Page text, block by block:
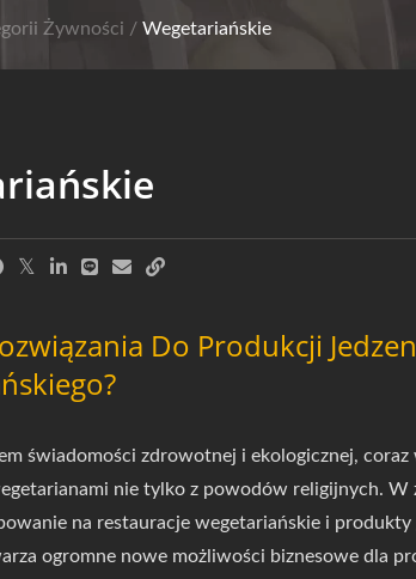
Żywności / Wegetariańskie
Do Produkcji
świadomości zdrowotnej i ekologicznej, coraz
nie tylko z powodów religijnych. W
na restauracje wegetariańskie i
ogromne nowe możliwości biznesowe dla